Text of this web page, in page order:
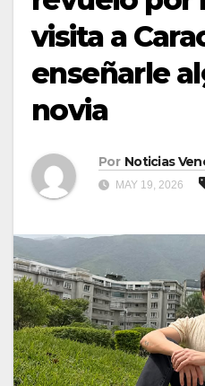
visita a
enseñarle
novia
Por Noticias
MAY 19, 2026